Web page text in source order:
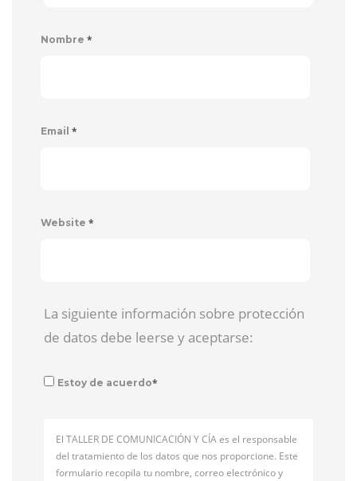
Nombre *
Email *
Website *
La siguiente información sobre protección
de datos debe leerse y aceptarse:
Estoy de acuerdo*
El TALLER DE COMUNICACIÓN Y CÍA es el responsable
del tratamiento de los datos que nos proporcione. Este
formulario recopila tu nombre, correo electrónico y